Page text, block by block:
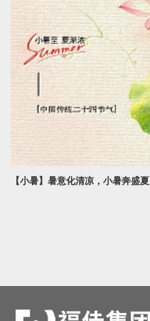
【小暑】暑意化清凉，小暑奔盛夏